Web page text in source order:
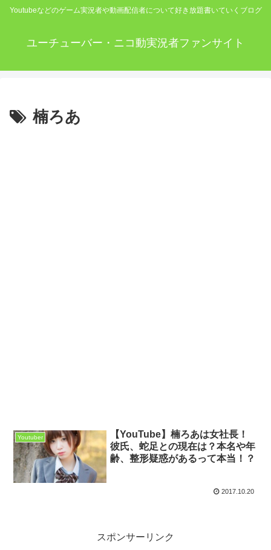
Youtubeなどのゲーム実況者や動画配信者について好き放題書いていくブログ
ユーチューバー・ニコ動実況者ファンサイト
楠ろあ
Youtuber
【YouTube】楠ろあは女社長！
彼氏、蛇足との現在は？本名や年
齢、整形疑惑があるって本当！？
2017.10.20
スポンサーリンク